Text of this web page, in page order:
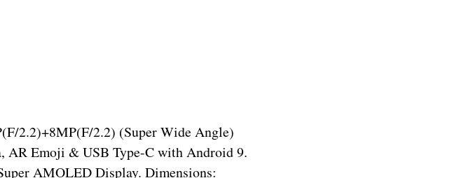
2.2)+8MP(F/2.2) (Super Wide Angle)
AR Emoji & USB Type-C with Android 9.
AMOLED Display. Dimensions: